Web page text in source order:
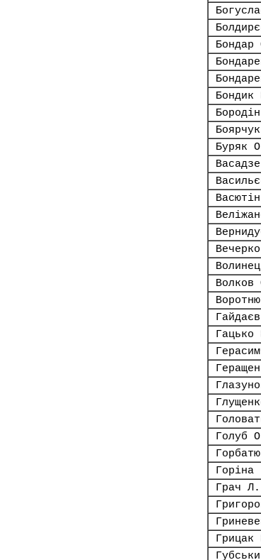
Буряк
Голуб
Грач